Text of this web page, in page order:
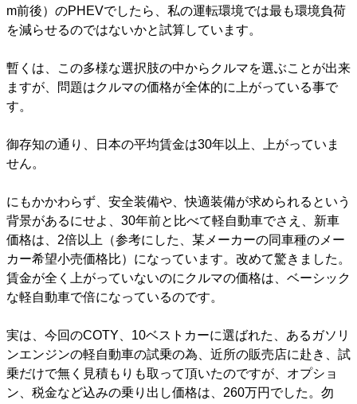
m前後）のPHEVでしたら、私の運転環境では最も環境負荷
を減らせるのではないかと試算しています。
暫くは、この多様な選択肢の中からクルマを選ぶことが出来
ますが、問題はクルマの価格が全体的に上がっている事で
す。
御存知の通り、日本の平均賃金は30年以上、上がっていま
せん。
にもかかわらず、安全装備や、快適装備が求められるという
背景があるにせよ、30年前と比べて軽自動車でさえ、新車
価格は、2倍以上（参考にした、某メーカーの同車種のメー
カー希望小売価格比）になっています。改めて驚きました。
賃金が全く上がっていないのにクルマの価格は、ベーシック
な軽自動車で倍になっているのです。
実は、今回のCOTY、10ベストカーに選ばれた、あるガソリ
ンエンジンの軽自動車の試乗の為、近所の販売店に赴き、試
乗だけで無く見積もりも取って頂いたのですが、オプショ
ン、税金など込みの乗り出し価格は、260万円でした。勿